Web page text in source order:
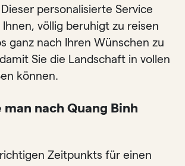
personalisierte Service
völlig beruhigt zu reisen
ganz nach Ihren Wünschen zu
Sie die Landschaft in vollen
können.
nach Quang Binh
Zeitpunkts für einen